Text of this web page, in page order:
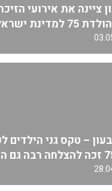
ציינה את אירועי
ישראל
– טקס גני הילדים